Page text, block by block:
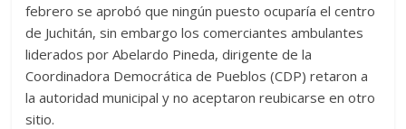
febrero se aprobó que ningún puesto ocuparía el centro
de Juchitán, sin embargo los comerciantes ambulantes
liderados por Abelardo Pineda, dirigente de la
Coordinadora Democrática de Pueblos (CDP) retaron a
la autoridad municipal y no aceptaron reubicarse en otro
sitio.